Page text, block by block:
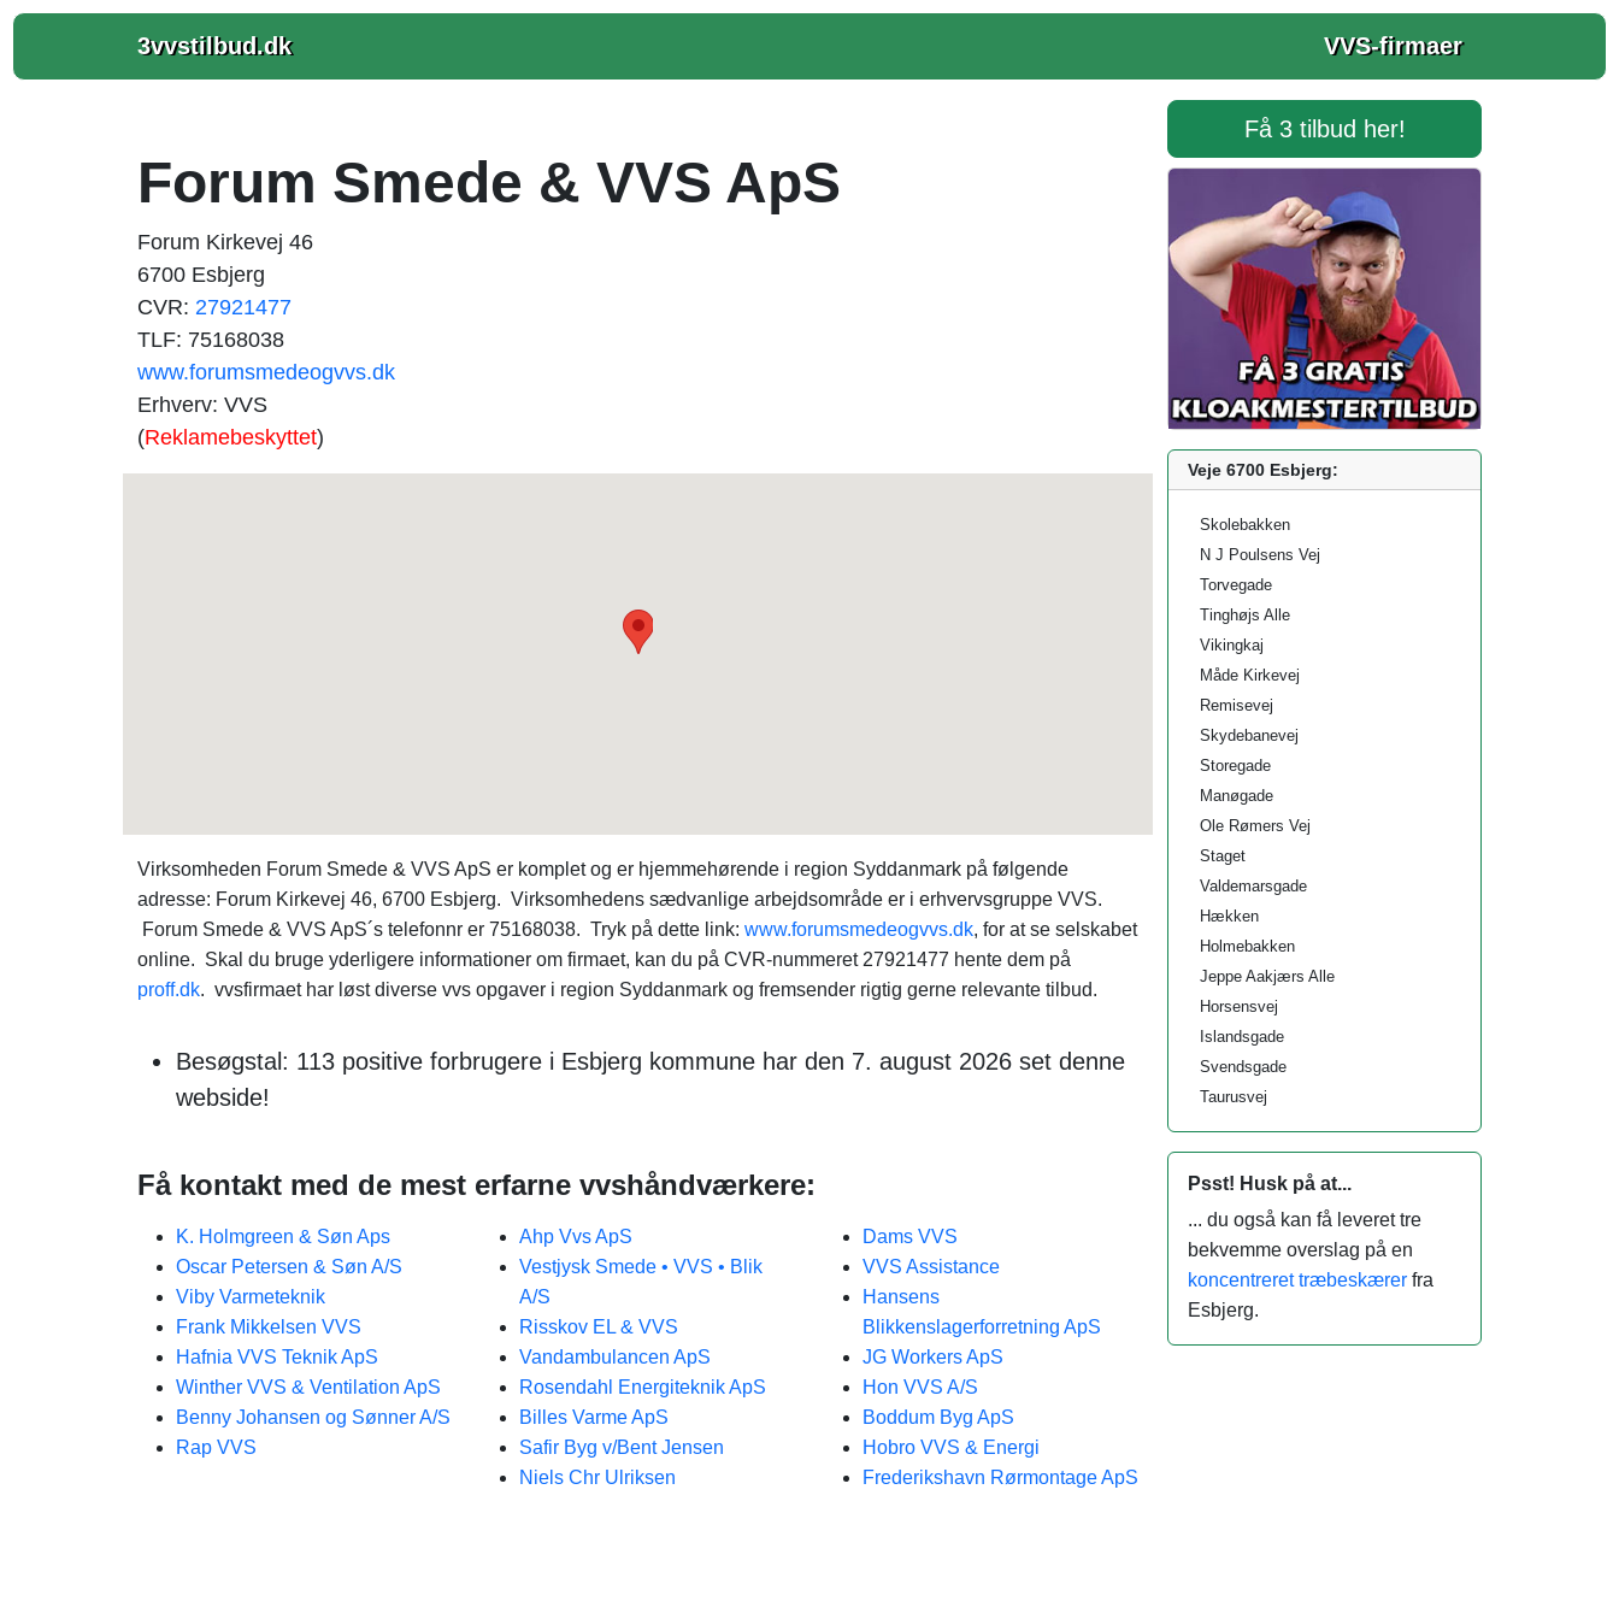
3vvstilbud.dk VVS-firmaer
Forum Smede & VVS ApS
Forum Kirkevej 46
6700 Esbjerg
CVR: 27921477
TLF: 75168038
www.forumsmedeogvvs.dk
Erhverv: VVS
(Reklamebeskyttet)
Virksomheden Forum Smede & VVS ApS er komplet og er hjemmehørende i region Syddanmark på følgende
adresse: Forum Kirkevej 46, 6700 Esbjerg. Virksomhedens sædvanlige arbejdsområde er i erhvervsgruppe VVS.
Forum Smede & VVS ApS´s telefonnr er 75168038. Tryk på dette link: www.forumsmedeogvvs.dk, for at se selskabet
online. Skal du bruge yderligere informationer om firmaet, kan du på CVR-nummeret 27921477 hente dem på
proff.dk. vvsfirmaet har løst diverse vvs opgaver i region Syddanmark og fremsender rigtig gerne relevante tilbud.
Besøgstal: 113 positive forbrugere i Esbjerg kommune har den 7. august 2026 set denne
webside!
Få kontakt med de mest erfarne vvshåndværkere:
K. Holmgreen & Søn Aps
Oscar Petersen & Søn A/S
Viby Varmeteknik
Frank Mikkelsen VVS
Hafnia VVS Teknik ApS
Winther VVS & Ventilation ApS
Benny Johansen og Sønner A/S
Rap VVS
Ahp Vvs ApS
Vestjysk Smede • VVS • Blik
A/S
Risskov EL & VVS
Vandambulancen ApS
Rosendahl Energiteknik ApS
Billes Varme ApS
Safir Byg v/Bent Jensen
Niels Chr Ulriksen
Dams VVS
VVS Assistance
Hansens
Blikkenslagerforretning ApS
JG Workers ApS
Hon VVS A/S
Boddum Byg ApS
Hobro VVS & Energi
Frederikshavn Rørmontage ApS
Få 3 tilbud her!
Veje 6700 Esbjerg:
Skolebakken
N J Poulsens Vej
Torvegade
Tinghøjs Alle
Vikingkaj
Måde Kirkevej
Remisevej
Skydebanevej
Storegade
Manøgade
Ole Rømers Vej
Staget
Valdemarsgade
Hækken
Holmebakken
Jeppe Aakjærs Alle
Horsensvej
Islandsgade
Svendsgade
Taurusvej
Psst! Husk på at...
... du også kan få leveret tre
bekvemme overslag på en
koncentreret træbeskærer fra
Esbjerg.